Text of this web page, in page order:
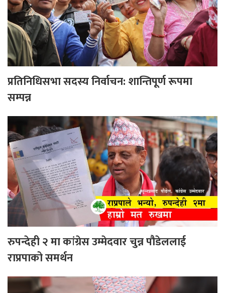
प्रतिनिधिसभा सदस्य निर्वाचन: शान्तिपूर्ण रूपमा
सम्पन्न
रुपन्देही २ मा कांग्रेस उम्मेदवार चुन्न पौडेललाई
राप्रपाको समर्थन